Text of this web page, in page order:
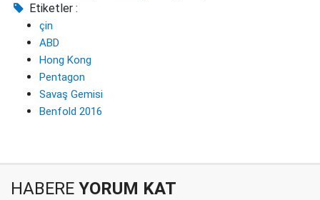
Etiketler :
çin
ABD
Hong Kong
Pentagon
Savaş Gemisi
Benfold 2016
HABERE YORUM KAT